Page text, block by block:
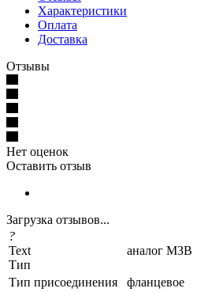
Характеристики
Оплата
Доставка
Отзывы
Нет оценок
Оставить отзыв
Загрузка отзывов...
?
Text
Тип
аналог МЗВ
Тип присоединения фланцевое